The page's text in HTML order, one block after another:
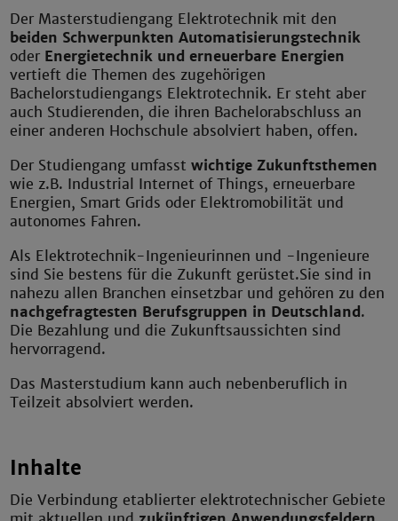
Der Masterstudiengang Elektrotechnik mit den
beiden Schwerpunkten Automatisierungstechnik
oder Energietechnik und erneuerbare Energien
vertieft die Themen des zugehörigen
Bachelorstudiengangs Elektrotechnik. Er steht aber
auch Studierenden, die ihren Bachelorabschluss an
einer anderen Hochschule absolviert haben, offen.
Der Studiengang umfasstwichtige Zukunftsthemen
wie z.B. Industrial Internet of Things, erneuerbare
Energien, Smart Grids oder Elektromobilität und
autonomes Fahren.
Als Elektrotechnik-Ingenieurinnen und -Ingenieure
sind Sie bestens für die Zukunft gerüstet.Sie sind in
nahezu allen Branchen einsetzbar und gehören zu den
nachgefragtesten Berufsgruppen in Deutschland.
Die Bezahlung und die Zukunftsaussichten sind
hervorragend.
Das Masterstudium kann auch nebenberuflich in
Teilzeit absolviert werden.
Inhalte
Die Verbindung etablierter elektrotechnischer Gebiete